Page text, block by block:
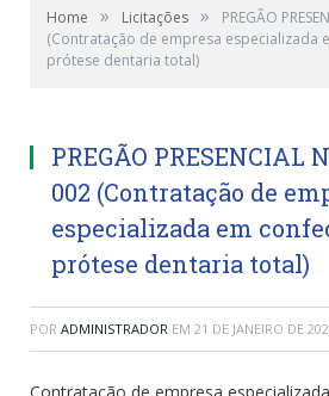
Home » Licitações »
PREGÃO
(Contratação de empresa especializada
prótese dentaria total)
PREGÃO PRESENCIAL
002 (Contratação de
especializada em
prótese dentaria total)
POR ADMINISTRADOR EM 21 DE JANEIRO DE